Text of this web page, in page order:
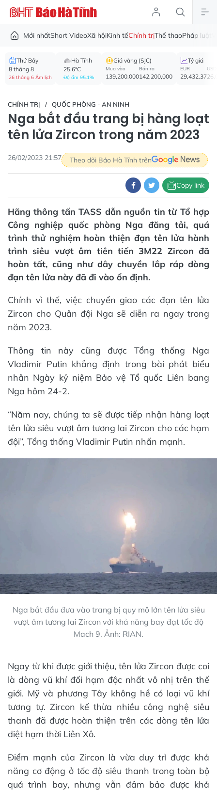
Mới nhấtShort VideoXã hộiKinh tếChính trịThể thaoPháp luật
Thứ Bảy
8 tháng 8
26 tháng 6 Âm lịch
Hà Tĩnh
25.6°C
Độ ẩm 95.1%
Giá vàng (SJC)
Mua vào
139,200,000
Bán ra
142,200,000
Tỷ giá
EUR
29,432.37
USD
CHÍNH TRỊ QUỐC PHÒNG - AN NINH
Nga bắt đầu trang bị hàng loạt
tên lửa Zircon trong năm 2023
26/02/2023 21:57 Theo dõi Báo Hà Tĩnh trên
Copy link
Hãng thông tấn TASS dẫn nguồn tin từ Tổ hợp
Công nghiệp quốc phòng Nga đăng tải, quá
trình thử nghiệm hoàn thiện đạn tên lửa hành
trình siêu vượt âm tiên tiến 3M22 Zircon đã
hoàn tất, cũng như dây chuyền lắp ráp dòng
đạn tên lửa này đã đi vào ổn định.
Chính vì thế, việc chuyển giao các đạn tên lửa
Zircon cho Quân đội Nga sẽ diễn ra ngay trong
năm 2023.
Thông tin này cũng được Tổng thống Nga
Vladimir Putin khẳng định trong bài phát biểu
nhân Ngày kỷ niệm Bảo vệ Tổ quốc Liên bang
Nga hôm 24-2.
“Năm nay, chúng ta sẽ được tiếp nhận hàng loạt
tên lửa siêu vượt âm tương lai Zircon cho các hạm
đội”, Tổng thống Vladimir Putin nhấn mạnh.
Nga bắt đầu đưa vào trang bị quy mô lớn tên lửa siêu
vượt âm tương lai Zircon với khả năng bay đạt tốc độ
Mach 9. Ảnh: RIAN.
Ngay từ khi được giới thiệu, tên lửa Zircon được coi
là dòng vũ khí đối hạm độc nhất vô nhị trên thế
giới. Mỹ và phương Tây không hề có loại vũ khí
tương tự. Zircon kế thừa nhiều công nghệ siêu
thanh đã được hoàn thiện trên các dòng tên lửa
diệt hạm thời Liên Xô.
Điểm mạnh của Zircon là vừa duy trì được khả
năng cơ động ở tốc độ siêu thanh trong toàn bộ
quá trình bay, nhưng vẫn đảm bảo được khả